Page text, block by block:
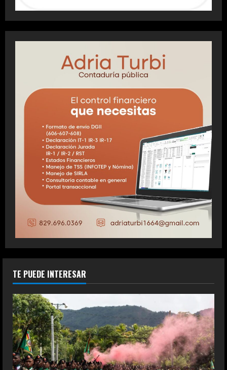
TE PUEDE INTERESAR